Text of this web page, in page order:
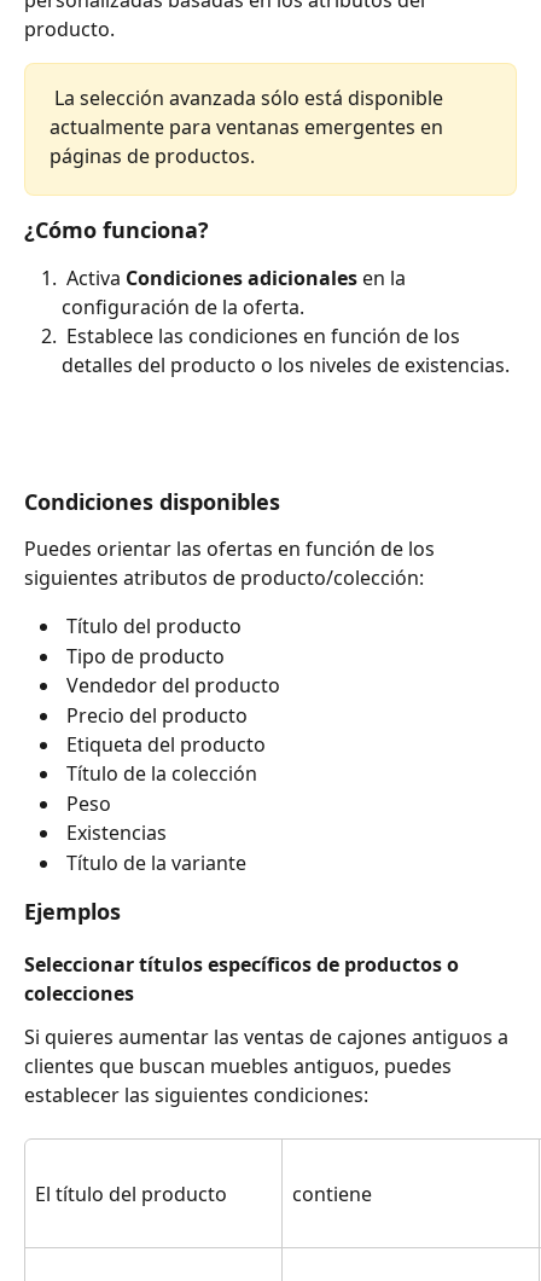
producto.
actualmente para ventanas emergentes en
páginas de productos.
¿Cómo funciona?
Activa Condiciones adicionales en la
configuración de la oferta.
detalles del producto o los niveles de existencias.
Condiciones disponibles
Puedes orientar las ofertas en función de los
siguientes atributos de producto/colección:
Título del producto
Tipo de producto
Vendedor del producto
Precio del producto
Etiqueta del producto
Título de la colección
Peso
Existencias
Título de la variante
Ejemplos
Seleccionar títulos específicos de productos o
colecciones
Si quieres aumentar las ventas de cajones antiguos a
clientes que buscan muebles antiguos, puedes
establecer las siguientes condiciones:
El título del producto contiene